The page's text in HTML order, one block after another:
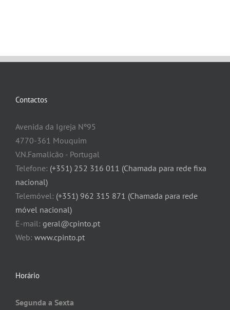
Contactos
Avenida da Igreja Nº95
4770-361 Mouquim
V.N.Famalicão - Portugal
Telefone: (+351) 252 316 011 (Chamada para rede fixa
nacional)
Telemóvel: (+351) 962 315 871 (Chamada para rede
móvel nacional)
E-mail: geral@cpinto.pt
Web: www.cpinto.pt
Horário
Segunda a Sexta